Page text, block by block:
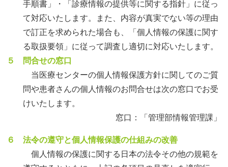
手順書」・「診療情報の提供等に関する指針」に従っ
て対応いたします。また、内容が真実でない等の理由
で訂正を求められた場合も、「個人情報の保護に関す
る取扱要領」に従って調査し適切に対応いたします。
５ 問合せの窓口
当医療センターの個人情報保護方針に関してのご質
問や患者さんの個人情報のお問合せは次の窓口でお受
けいたします。
窓口：「管理部情報管理課」
６ 法令の遵守と個人情報保護の仕組みの改善
個人情報の保護に関する日本の法令その他の規範を